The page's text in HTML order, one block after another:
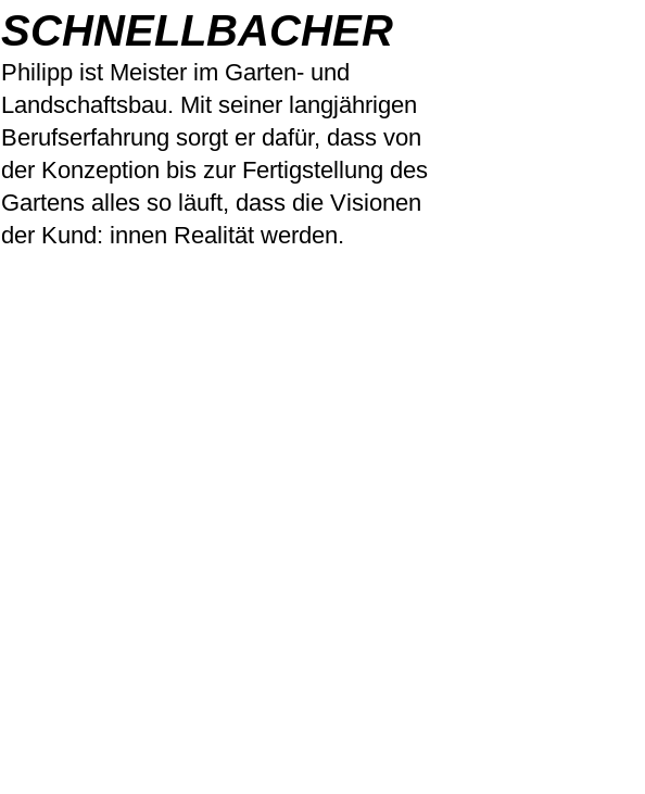
SCHNELLBACHER
Philipp ist Meister im Garten- und
Landschaftsbau. Mit seiner langjährigen
Berufserfahrung sorgt er dafür, dass von
der Konzeption bis zur Fertigstellung des
Gartens alles so läuft, dass die Visionen
der Kund: innen Realität werden.